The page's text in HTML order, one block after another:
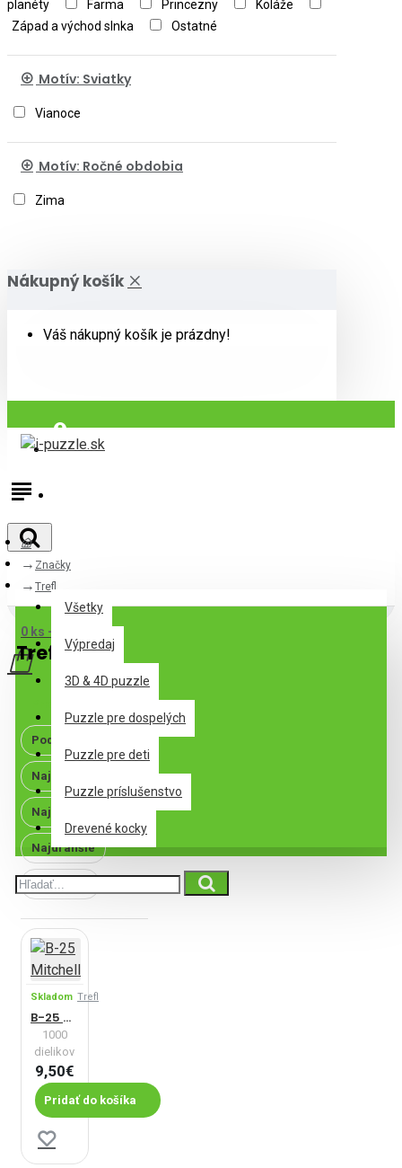
planéty Farma Princezny
Koláže
Západ a východ slnka
Ostatné
Motív: Sviatky
Vianoce
Motív: Ročné obdobia
Zima
Nákupný košík
Váš nákupný košík je prázdny!
Prihlásiť
Všetky
Všetky
Výpredaj
3D & 4D puzzle
Puzzle pre dospelých
Puzzle pre deti
Puzzle príslušenstvo
Drevené kocky
0 ks - 0,00€
Značky
Trefl
Trefl
Podľa abecedy
Najpredávanejšie
Najlacnejšie
Najdrahšie
Najnovšie
Skladom Trefl
B-25 Mitchell
1000
dielikov
9,50€
Pridať do košíka